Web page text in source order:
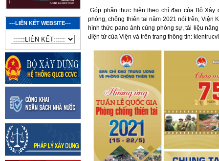
---LIÊN KẾT WEBSITE---
Góp phần thực hiện theo chỉ đạo của Bộ
phòng, chống thiên tai năm 2021 nói trên, Viện
hình thức pano ảnh cùng phóng sự, tài liệu
điện tử của Viện và trên trang thông tin: